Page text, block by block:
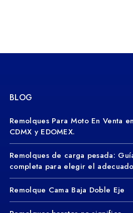
BLOG
Remolques Para Moto En Venta en
CDMX y EDOMEX.
Remolques de carga pesada:
completa para elegir el adecuado
Remolque Cama Baja Doble Eje